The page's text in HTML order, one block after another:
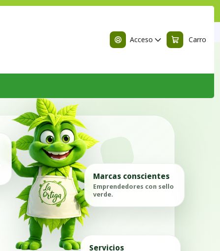
Acceso Carro
Marcas conscientes
Emprendedores con sello
verde.
Servicios